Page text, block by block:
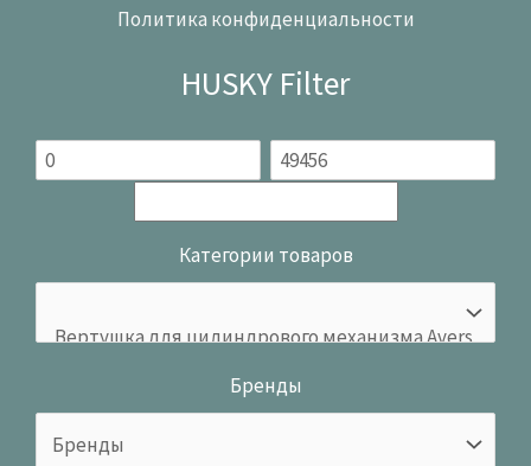
Политика конфиденциальности
HUSKY Filter
Категории товаров
Бренды